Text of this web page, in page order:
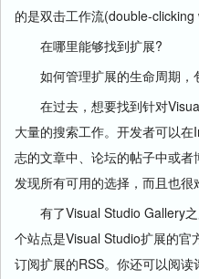
的是双击工作流(double-clicking
在哪里能够找到扩展?
如何管理扩展的生命周期，
在过去，想要找到针对
大量的搜索工作。开发者可以
志的文章中、论坛的帖子中或
发现所有可用的选择，而且也很
有了Visual Studio Gallery之
个站点是Visual Studio扩展的官
订阅扩展的RSS。你还可以阅